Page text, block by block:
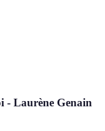
- Laurène Genain